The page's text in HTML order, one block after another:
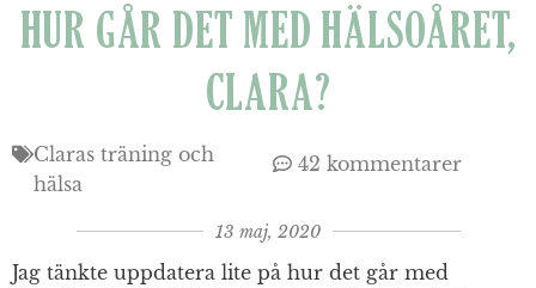
HUR GÅR DET MED HÄLSOÅRET,
CLARA?
Claras träning och
hälsa
42 kommentarer
13 maj, 2020
Jag tänkte uppdatera lite på hur det går med